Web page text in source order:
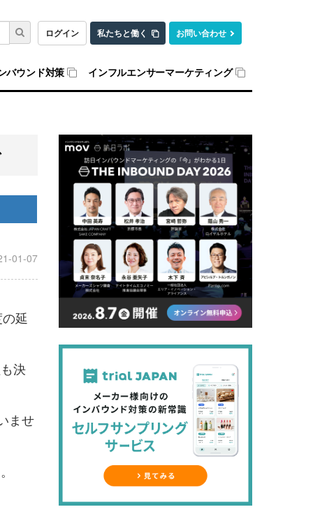
ログイン 私たちと働く お問い合わせ
バウンド対策 インフルエンサーマーケティング
01-07
延
決
ませ